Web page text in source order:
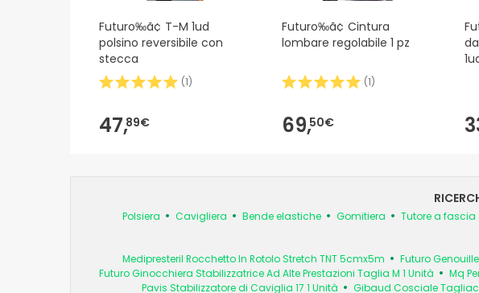
Futuro‰ã¢ T-M 1ud
polsino reversibile con
stecca
(1)
47,89€
Futuro‰ã¢ Cintura
lombare regolabile 1 pz
(1)
69,50€
Polsiera Cavigliera Bende elastiche Gomitiera Tutore a fascia
Medipresteril Rocchetto In Rotolo Stretch TNT 5cmx5m Futuro
Futuro Ginocchiera Stabilizzatrice Ad Alte Prestazioni Taglia M 1 Unità
Mq
Pavis Stabilizzatore di Caviglia 17 1 Unità
Gibaud Cosciale